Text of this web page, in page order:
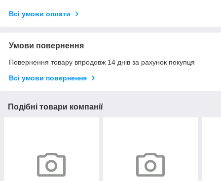
Всі умови оплати
Умови повернення
Повернення товару впродовж 14 днів за рахунок покупця
Всі умови повернення
Подібні товари компанії